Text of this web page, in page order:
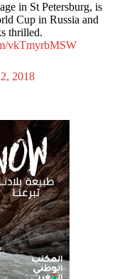
in St Petersburg, is
Cup in Russia and
thrilled.
vkTmyrbMSW
2018